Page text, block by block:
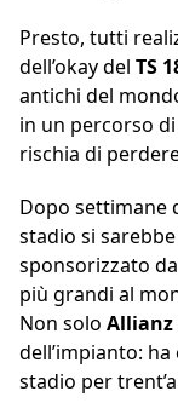
Presto, tutti
dell’okay del TS
antichi del
in un percorso
rischia di
Dopo settimane
stadio si
sponsorizzato
più grandi al
Non solo Allianz
dell’impianto:
stadio per